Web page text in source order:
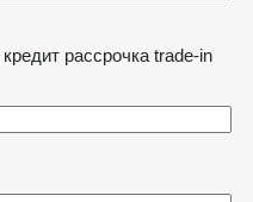
кредит рассрочка trade-in